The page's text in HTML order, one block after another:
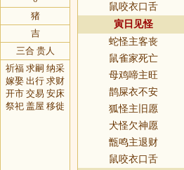
猪
吉
三合 贵人
祈福 求嗣 纳采
嫁娶 出行 求财
开市 交易 安床
祭祀 盖屋 移徙
鼠咬衣口舌
寅日见怪
蛇怪主客丧
鼠雀家死亡
母鸡啼主旺
鹊屎衣不安
狐怪主旧愿
犬怪欠神愿
甑鸣主退财
鼠咬衣口舌